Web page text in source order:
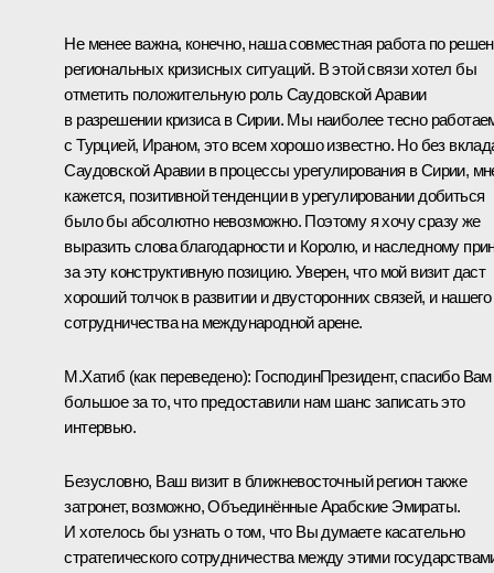
Не менее важна, конечно, наша совместная работа по
региональных кризисных ситуаций. В этой связи хотел бы
отметить положительную роль Саудовской Аравии
в разрешении кризиса в Сирии. Мы наиболее тесно
с Турцией, Ираном, это всем хорошо известно. Но без
Саудовской Аравии в процессы урегулирования в Сирии,
кажется, позитивной тенденции в урегулировании добиться
было бы абсолютно невозможно. Поэтому я хочу сразу же
выразить слова благодарности и Королю, и наследному
за эту конструктивную позицию. Уверен, что мой визит даст
хороший толчок в развитии и двусторонних связей, и нашего
сотрудничества на международной арене.
М.Хатиб (как переведено): ГосподинПрезидент, спасибо Вам
большое за то, что предоставили нам шанс записать это
интервью.
Безусловно, Ваш визит в ближневосточный регион также
затронет, возможно, Объединённые Арабские Эмираты.
И хотелось бы узнать о том, что Вы думаете касательно
стратегического сотрудничества между этими